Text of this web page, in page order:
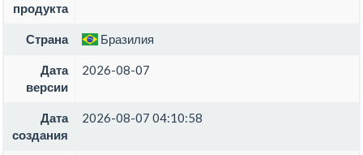
продукта
Страна Бразилия
Дата
версии
2026-08-07
Дата
создания
2026-08-07 04:10:58